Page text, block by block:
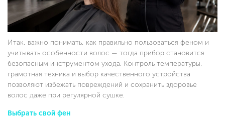
Итак, важно понимать, как правильно пользоваться феном и
учитывать особенности волос — тогда прибор становится
безопасным инструментом ухода. Контроль температуры,
грамотная техника и выбор качественного устройства
позволяют избежать повреждений и сохранить здоровье
волос даже при регулярной сушке.
Выбрать свой фен